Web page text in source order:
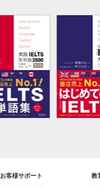
お客様サポート 教